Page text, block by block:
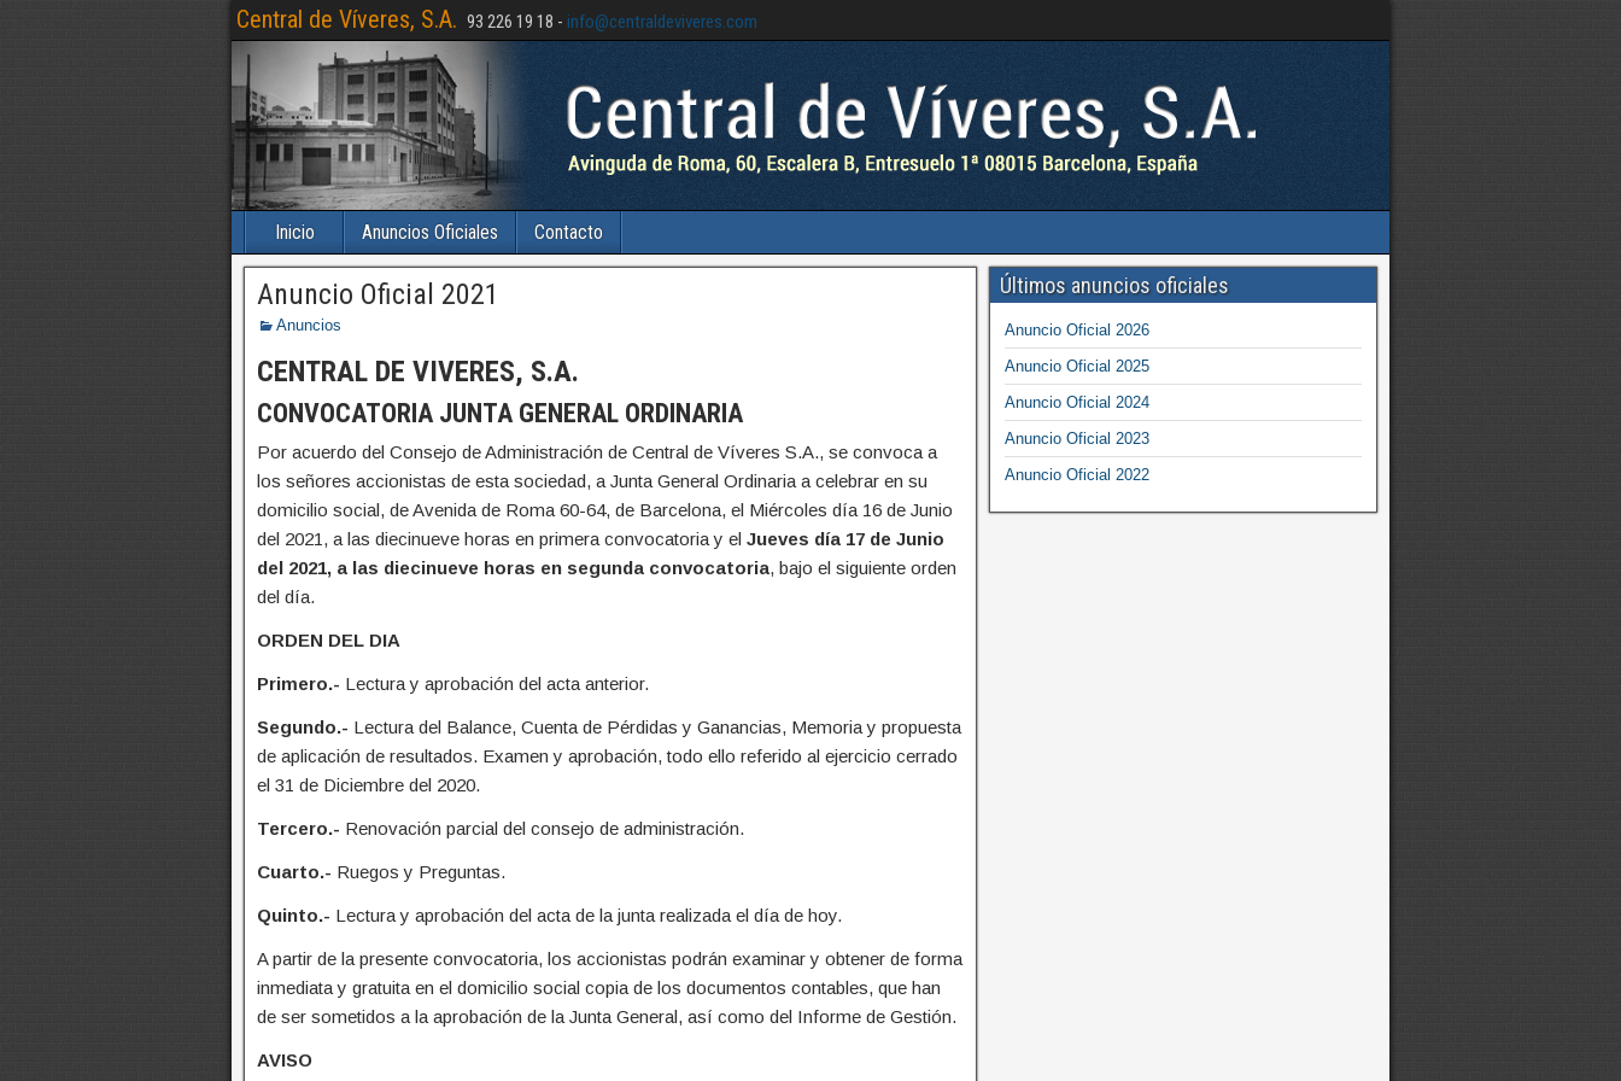
Central de Víveres, S.A. 93 226 19 18 - info@centraldeviveres.com
Inicio Anuncios Oficiales Contacto
Anuncio Oficial 2021
Anuncios
CENTRAL DE VIVERES, S.A.
CONVOCATORIA JUNTA GENERAL ORDINARIA
Por acuerdo del Consejo de Administración de Central de Víveres S.A., se convoca a
los señores accionistas de esta sociedad, a Junta General Ordinaria a celebrar en su
domicilio social, de Avenida de Roma 60-64, de Barcelona, el Miércoles día 16 de Junio
del 2021, a las diecinueve horas en primera convocatoria y el Jueves día 17 de Junio
del 2021, a las diecinueve horas en segunda convocatoria, bajo el siguiente orden
del día.
ORDEN DEL DIA
Primero.- Lectura y aprobación del acta anterior.
Segundo.- Lectura del Balance, Cuenta de Pérdidas y Ganancias, Memoria y propuesta
de aplicación de resultados. Examen y aprobación, todo ello referido al ejercicio cerrado
el 31 de Diciembre del 2020.
Tercero.- Renovación parcial del consejo de administración.
Cuarto.- Ruegos y Preguntas.
Quinto.- Lectura y aprobación del acta de la junta realizada el día de hoy.
A partir de la presente convocatoria, los accionistas podrán examinar y obtener de forma
inmediata y gratuita en el domicilio social copia de los documentos contables, que han
de ser sometidos a la aprobación de la Junta General, así como del Informe de Gestión.
AVISO
Últimos anuncios oficiales
Anuncio Oficial 2026
Anuncio Oficial 2025
Anuncio Oficial 2024
Anuncio Oficial 2023
Anuncio Oficial 2022